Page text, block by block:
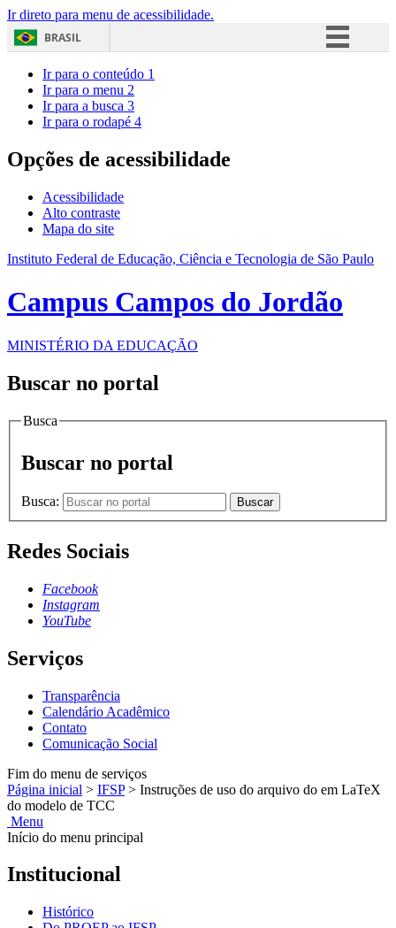
Ir direto para menu de acessibilidade.
BRASIL
Acesso à informação
Ir para o conteúdo 1
Ir para o menu 2
Ir para a busca 3
Ir para o rodapé 4
Opções de acessibilidade
Acessibilidade
Alto contraste
Mapa do site
Instituto Federal de Educação, Ciência e Tecnologia de São Paulo
Campus Campos do Jordão
MINISTÉRIO DA EDUCAÇÃO
Buscar no portal
Busca
Buscar no portal
Busca: Buscar
Redes Sociais
Facebook
Instagram
YouTube
Serviços
Transparência
Calendário Acadêmico
Contato
Comunicação Social
Fim do menu de serviços
Página inicial > IFSP > Instruções de uso do arquivo do em LaTeX
do modelo de TCC
Menu
Início do menu principal
Institucional
Histórico